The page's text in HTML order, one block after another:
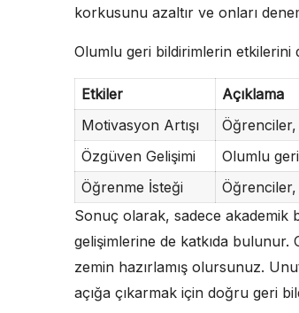
korkusunu azaltır ve onları
Olumlu geri bildirimlerin etkilerini
Etkiler
Açıklama
Motivasyon Artışı
Özgüven Gelişimi
Olumlu
Öğrenme İsteği
Sonuç olarak, sadece akademik
gelişimlerine de katkıda
zemin hazırlamış olursunuz.
açığa çıkarmak için doğru geri